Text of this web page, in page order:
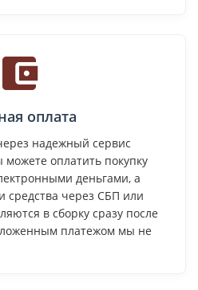
оплата
надежный сервис
оплатить покупку
деньгами, а
средства через СБП или
в сборку сразу после
платежом мы не